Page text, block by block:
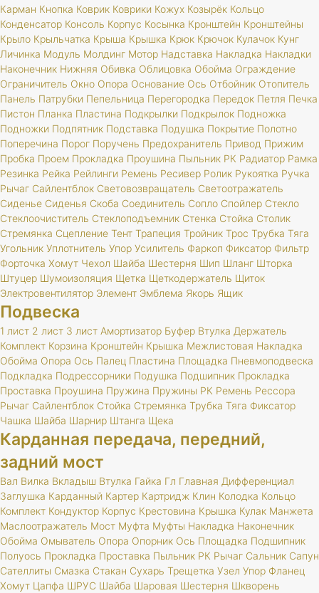
Карман Кнопка Коврик Коврики Кожух Козырёк Кольцо
Конденсатор Консоль Корпус Косынка Кронштейн Кронштейны
Крыло Крыльчатка Крыша Крышка Крюк Крючок Кулачок Кунг
Личинка Модуль Молдинг Мотор Надставка Накладка Накладки
Наконечник Нижняя Обивка Облицовка Обойма Ограждение
Ограничитель Окно Опора Основание Ось Отбойник Отопитель
Панель Патрубки Пепельница Перегородка Передок Петля Печка
Пистон Планка Пластина Подкрылки Подкрылок Подножка
Подножки Подпятник Подставка Подушка Покрытие Полотно
Поперечина Порог Поручень Предохранитель Привод Прижим
Пробка Проем Прокладка Проушина Пыльник РК Радиатор Рамка
Резинка Рейка Рейлинги Ремень Ресивер Ролик Рукоятка Ручка
Рычаг Сайлентблок Световозвращатель Светоотражатель
Сиденье Сиденья Скоба Соединитель Сопло Спойлер Стекло
Стеклоочиститель Стеклоподъемник Стенка Стойка Столик
Стремянка Сцепление Тент Трапеция Тройник Трос Трубка Тяга
Угольник Уплотнитель Упор Усилитель Фаркоп Фиксатор Фильтр
Форточка Хомут Чехол Шайба Шестерня Шип Шланг Шторка
Штуцер Шумоизоляция Щетка Щеткодержатель Щиток
Электровентилятор Элемент Эмблема Якорь Ящик
Подвеска
1 лист 2 лист 3 лист Амортизатор Буфер Втулка Держатель
Комплект Корзина Кронштейн Крышка Межлистовая Накладка
Обойма Опора Ось Палец Пластина Площадка Пневмоподвеска
Подкладка Подрессорники Подушка Подшипник Прокладка
Проставка Проушина Пружина Пружины РК Ремень Рессора
Рычаг Сайлентблок Стойка Стремянка Трубка Тяга Фиксатор
Чашка Шайба Шарнир Штанга Щека
Карданная передача, передний,
задний мост
Вал Вилка Вкладыш Втулка Гайка Гл Главная Дифференциал
Заглушка Карданный Картер Картридж Клин Колодка Кольцо
Комплект Кондуктор Корпус Крестовина Крышка Кулак Манжета
Маслоотражатель Мост Муфта Муфты Накладка Наконечник
Обойма Омыватель Опора Опорник Ось Площадка Подшипник
Полуось Прокладка Проставка Пыльник РК Рычаг Сальник Сапун
Сателлиты Смазка Стакан Сухарь Трещетка Узел Упор Фланец
Хомут Цапфа ШРУС Шайба Шаровая Шестерня Шкворень